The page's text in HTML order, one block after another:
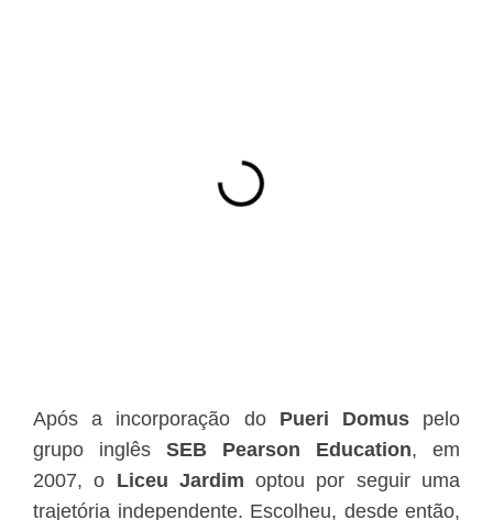
Após a incorporação do Pueri Domuspelo
grupo inglês SEB Pearson Education, em
2007, o Liceu Jardim optou por seguir uma
trajetória independente. Escolheu, desde então,